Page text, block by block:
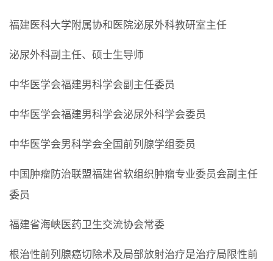
福建医科大学附属协和医院泌尿外科教研室主任
泌尿外科副主任、硕士生导师
中华医学会福建男科学会副主任委员
中华医学会福建男科学会泌尿外科学会委员
中华医学会男科学会全国前列腺学组委员
中国肿瘤防治联盟福建省软组织肿瘤专业委员会副主任
委员
福建省海峡医药卫生交流协会常委
根治性前列腺癌切除术及局部放射治疗是治疗局限性前